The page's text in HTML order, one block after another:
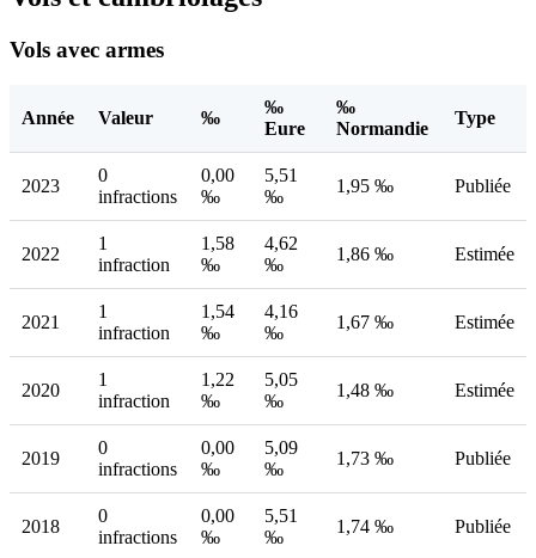
Vols avec armes
Année Valeur ‰
‰
Eure
‰
Normandie
Type
2023
0
infractions
0,00
‰
5,51
‰
1,95 ‰ Publiée
2022
1
infraction
1,58
‰
4,62
‰
1,86 ‰ Estimée
2021
1
infraction
1,54
‰
4,16
‰
1,67 ‰ Estimée
2020
1
infraction
1,22
‰
5,05
‰
1,48 ‰ Estimée
2019
0
infractions
0,00
‰
5,09
‰
1,73 ‰ Publiée
2018
0
infractions
0,00
‰
5,51
‰
1,74 ‰ Publiée